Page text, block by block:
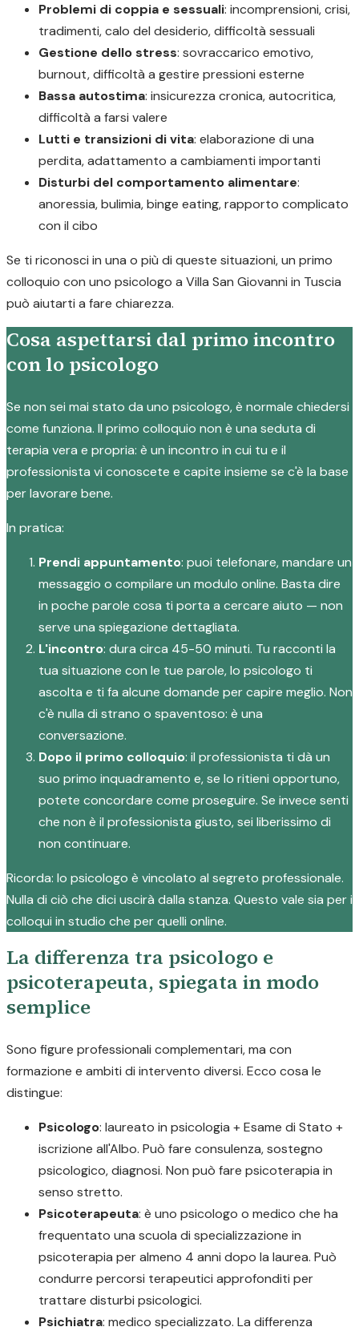
Problemi di coppia e sessuali: incomprensioni, crisi,
tradimenti, calo del desiderio, difficoltà sessuali
Gestione dello stress: sovraccarico emotivo,
burnout, difficoltà a gestire pressioni esterne
Bassa autostima: insicurezza cronica, autocritica,
difficoltà a farsi valere
Lutti e transizioni di vita: elaborazione di una
perdita, adattamento a cambiamenti importanti
Disturbi del comportamento alimentare:
anoressia, bulimia, binge eating, rapporto complicato
con il cibo
Se ti riconosci in una o più di queste situazioni, un primo
colloquio con uno psicologo a Villa San Giovanni in Tuscia
può aiutarti a fare chiarezza.
Cosa aspettarsi dal primo incontro
con lo psicologo
Se non sei mai stato da uno psicologo, è normale chiedersi
come funziona. Il primo colloquio non è una seduta di
terapia vera e propria: è un incontro in cui tu e il
professionista vi conoscete e capite insieme se c'è la base
per lavorare bene.
In pratica:
Prendi appuntamento: puoi telefonare, mandare un
messaggio o compilare un modulo online. Basta dire
in poche parole cosa ti porta a cercare aiuto — non
serve una spiegazione dettagliata.
L'incontro: dura circa 45-50 minuti. Tu racconti la
tua situazione con le tue parole, lo psicologo ti
ascolta e ti fa alcune domande per capire meglio. Non
c'è nulla di strano o spaventoso: è una
conversazione.
Dopo il primo colloquio: il professionista ti dà un
suo primo inquadramento e, se lo ritieni opportuno,
potete concordare come proseguire. Se invece senti
che non è il professionista giusto, sei liberissimo di
non continuare.
Ricorda: lo psicologo è vincolato al segreto professionale.
Nulla di ciò che dici uscirà dalla stanza. Questo vale sia per i
colloqui in studio che per quelli online.
La differenza tra psicologo e
psicoterapeuta, spiegata in modo
semplice
Sono figure professionali complementari, ma con
formazione e ambiti di intervento diversi. Ecco cosa le
distingue:
Psicologo: laureato in psicologia + Esame di Stato +
iscrizione all'Albo. Può fare consulenza, sostegno
psicologico, diagnosi. Non può fare psicoterapia in
senso stretto.
Psicoterapeuta: è uno psicologo o medico che ha
frequentato una scuola di specializzazione in
psicoterapia per almeno 4 anni dopo la laurea. Può
condurre percorsi terapeutici approfonditi per
trattare disturbi psicologici.
Psichiatra: medico specializzato. La differenza